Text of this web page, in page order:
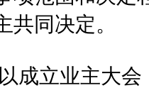
同决定。
成立业主大